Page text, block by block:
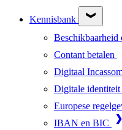
Kennisbank
Beschikbaarheid
Contant betalen
Digitaal
Digitale identiteit
Europese
IBAN en BIC